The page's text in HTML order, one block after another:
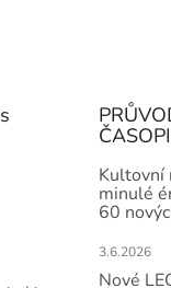
Kultovní
minulé
60
3.6.2026
Nové